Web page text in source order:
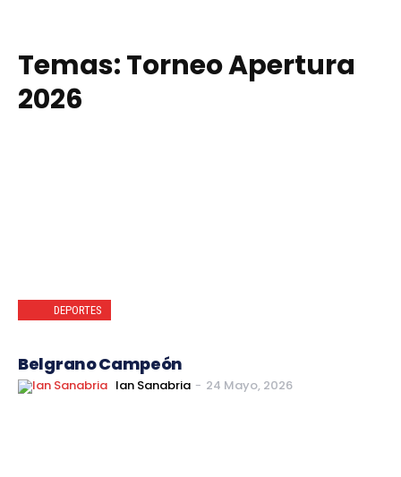
Temas:Torneo Apertura
2026
DEPORTES
Belgrano Campeón
Ian Sanabria - 24 Mayo, 2026